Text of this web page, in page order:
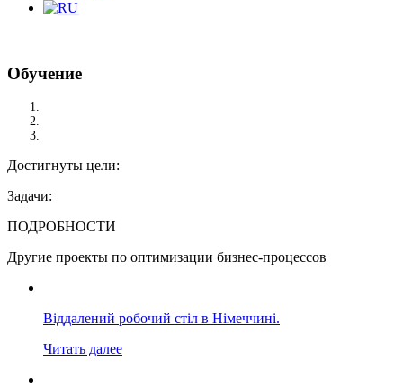
Обучение
Достигнуты цели:
Задачи:
ПОДРОБНОСТИ
Другие проекты по оптимизации бизнес-процессов
Віддалений робочий стіл в Німеччині.
Читать далее